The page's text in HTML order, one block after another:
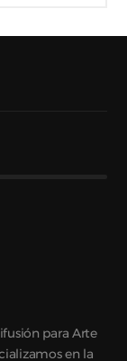
para Arte
en la